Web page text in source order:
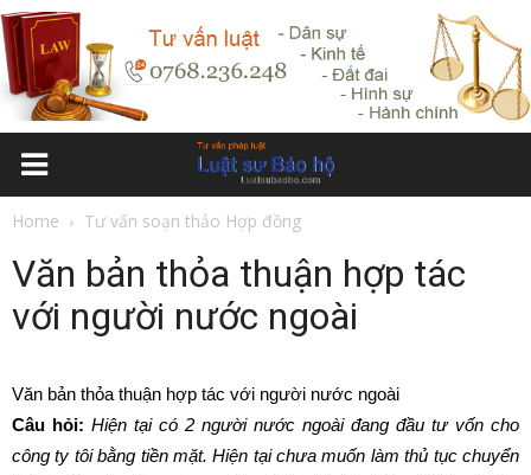
Home Tư vấn soạn thảo Hợp đồng
Văn bản thỏa thuận hợp tác
với người nước ngoài
Văn bản thỏa thuận hợp tác với người nước ngoài
Câu hỏi: Hiện tại có 2 người nước ngoài đang đầu tư vốn cho
công ty tôi bằng tiền mặt. Hiện tại chưa muốn làm thủ tục chuyển